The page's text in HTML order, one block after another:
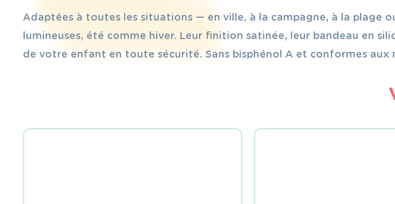
Adaptées à toutes les situations — en ville, à la campagne, à la plage
lumineuses, été comme hiver. Leur finition satinée, leur bandeau en
de votre enfant en toute sécurité. Sans bisphénol A et conformes